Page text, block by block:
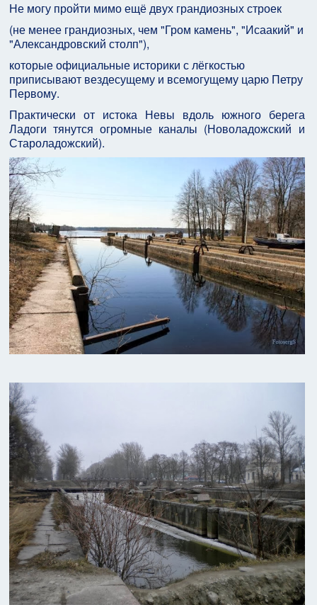
Не могу пройти мимо ещё двух грандиозных строек
(не менее грандиозных, чем "Гром камень", "Исаакий" и
"Александровский столп"),
которые официальные историки с лёгкостью
приписывают вездесущему и всемогущему царю Петру
Первому.
Практически от истока Невы вдоль южного берега
Ладоги тянутся огромные каналы (Новоладожский и
Староладожский).